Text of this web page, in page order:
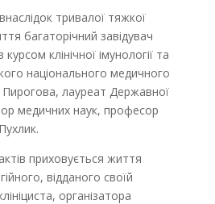
тривалої тяжкої
багаторічний завідувач
клінічної імунології та
національного медичного
Пирогова, лауреат Державної
медичних наук, професор
приховується життя
відданого своїй
організатора